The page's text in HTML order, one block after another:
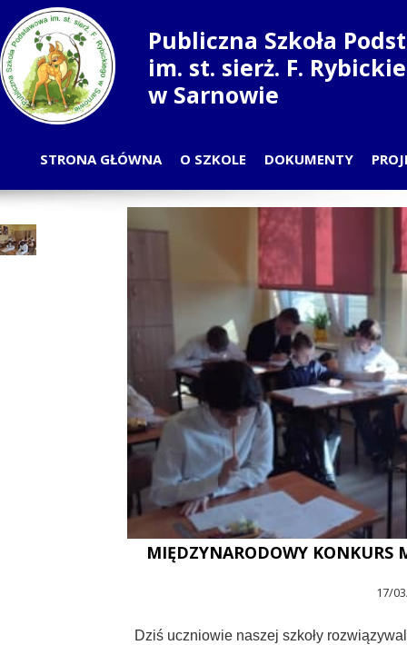
17/
Dziś uczniowie naszej szkoły
MIĘDZYNARODOWY KONKURS
STRONA GŁÓWNA O SZKOLE
PLAN LEKCJI
ODDZIAŁY
NAUCZYCIELE
RADA RODZICÓW
SAMORZĄD UCZNIOWSKI
PRACOWNICY
DOKUMENTY
Publiczna Szkoła
im. st. sierż. F.
w Sarnowie